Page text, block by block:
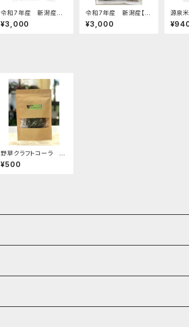
令和7年産 新潟産こ
しいぶき 【泉流米・玄
米】2kg
¥3,000
令和7年産 新潟産【源
泉米にじのきらめき・玄
米】2kg
¥3,000
源泉
麺【２
野草クラフトコーラ 2
3g（作り方レシピ入り）
¥500